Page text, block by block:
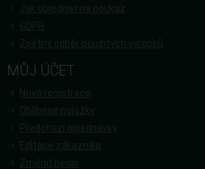
Jak objednat na poukaz
GDPR
Zpětný odběr použitých výrobků
MŮJ ÚČET
Nová registrace
Oblíbené položky
Předchozí objednávky
Editace zákazníka
Změnit heslo